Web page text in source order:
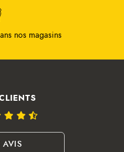
nos magasins
AVIS